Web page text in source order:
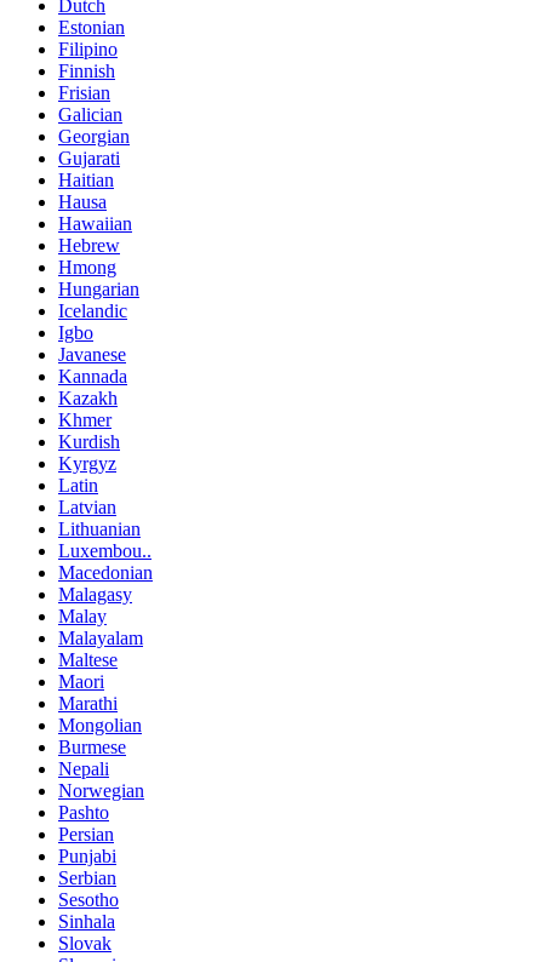
Dutch
Estonian
Filipino
Finnish
Frisian
Galician
Georgian
Gujarati
Haitian
Hausa
Hawaiian
Hebrew
Hmong
Hungarian
Icelandic
Igbo
Javanese
Kannada
Kazakh
Khmer
Kurdish
Kyrgyz
Latin
Latvian
Lithuanian
Luxembou..
Macedonian
Malagasy
Malay
Malayalam
Maltese
Maori
Marathi
Mongolian
Burmese
Nepali
Norwegian
Pashto
Persian
Punjabi
Serbian
Sesotho
Sinhala
Slovak